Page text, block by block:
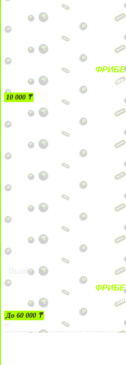
БЕЗ
10 000 ₸
На сайт
ЗА
До 60 000 ₸
21+
Лицензии №24514359, выданной комитетом индустрии туризма Министерства культуры и спорта Республики Казахстан срок до 27